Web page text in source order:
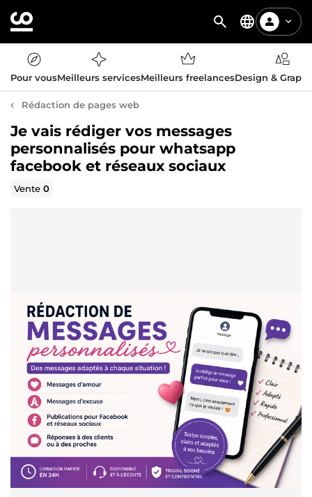
Pour vousMeilleurs servicesMeilleurs freelancesDesign &
Rédaction de pages web
Je vais rédiger vos messages
personnalisés pour whatsapp
facebook et réseaux sociaux
Vente0